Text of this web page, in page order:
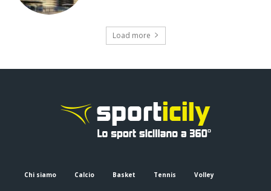
Load more
Chi siamo Calcio Basket Tennis Volley